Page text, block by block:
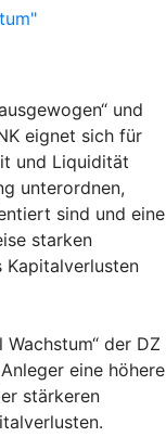
und
eignet sich für
und Liquidität
unterordnen,
sind und eine
starken
Kapitalverlusten
der DZ
eine höhere
stärkeren